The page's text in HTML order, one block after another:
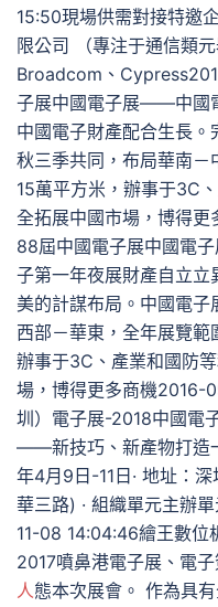
15:50現場供需對接特邀
限公司 （專注于通信類
Broadcom、
子展中國電子展——中國
中國電子財產配合生長
秋三季共同，布局華南－
15萬平方米，辦事于3C
全拓展中國市場，博得
88屆中國電子展中國電
子第一年夜展財產自立
美的計謀布局。中國電子
西部－華東，全年展覽範
辦事于3C、產業和國防
場，博得更多商機2016-
圳）電子展-2018中國電
——新技巧、新產物打造
年4月9日-11日· 地址：
華三路) · 組織單元主辦
11-08 14:04:46繪王數位
2017噴鼻港電子展、電
人態本次展會。 作為具